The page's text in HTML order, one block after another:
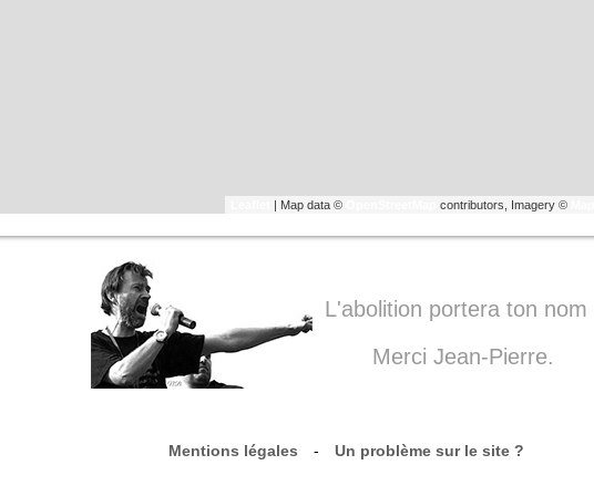
| Map data © contributors, Imagery ©
L'abolition portera ton nom
Merci Jean-Pierre.
Mentions légales - Un problème sur le site ?